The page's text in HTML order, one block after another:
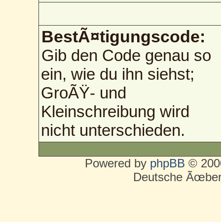
BestÃ¤tigungscode:
Gib den Code genau so
ein, wie du ihn siehst;
GroÃŸ- und
Kleinschreibung wird
nicht unterschieden.
Powered by phpBB ©
Deutsche